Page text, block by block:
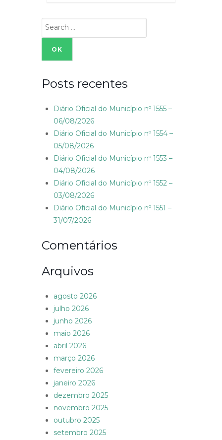
Search
for:
Posts recentes
Diário Oficial do Município nº 1555 –
06/08/2026
Diário Oficial do Município nº 1554 –
05/08/2026
Diário Oficial do Município nº 1553 –
04/08/2026
Diário Oficial do Município nº 1552 –
03/08/2026
Diário Oficial do Município nº 1551 –
31/07/2026
Comentários
Arquivos
agosto 2026
julho 2026
junho 2026
maio 2026
abril 2026
março 2026
fevereiro 2026
janeiro 2026
dezembro 2025
novembro 2025
outubro 2025
setembro 2025